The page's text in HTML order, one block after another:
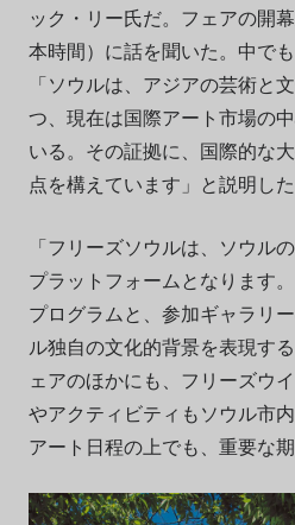
ック・リー氏だ。フェアの開
本時間）に話を聞いた。中で
「ソウルは、アジアの芸術と
つ、現在は国際アート市場の
いる。その証拠に、国際的な
点を構えています」と説明した
「フリーズソウルは、ソウル
プラットフォームとなります
プログラムと、参加ギャラリ
ル独自の文化的背景を表現す
ェアのほかにも、フリーズウ
やアクティビティもソウル市
アート日程の上でも、重要な